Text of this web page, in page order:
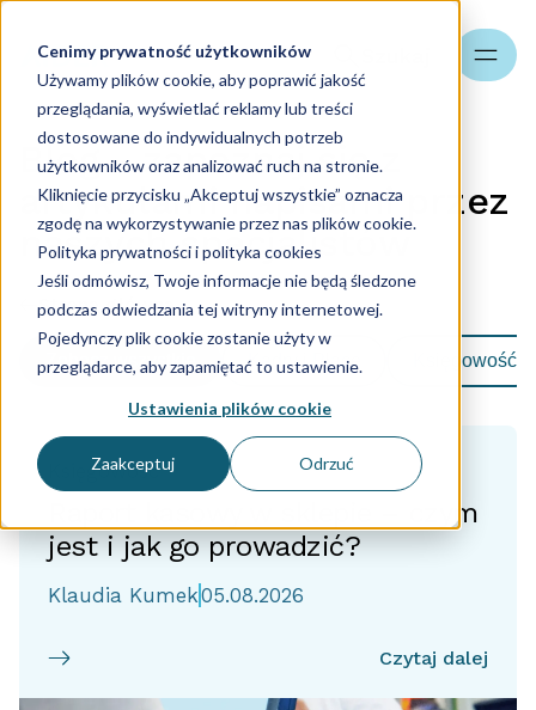
Cenimy prywatność użytkowników
Używamy plików cookie, aby poprawić jakość
przeglądania, wyświetlać reklamy lub treści
dostosowane do indywidualnych potrzeb
użytkowników oraz analizować ruch na stronie.
Kliknięcie przycisku „Akceptuj wszystkie” oznacza
zgodę na wykorzystywanie przez nas plików cookie.
Polityka prywatności i polityka cookies
Jeśli odmówisz, Twoje informacje nie będą śledzone
podczas odwiedzania tej witryny internetowej.
Pojedynczy plik cookie zostanie użyty w
przeglądarce, aby zapamiętać to ustawienie.
Ustawienia plików cookie
Zaakceptuj Odrzuć
Blog - zapoznaj się z
artykułami napisami przez
naszych specjalistów
Strona główna
Zobacz wszystkie Kadry i Płace Księgowość
Księgowość
Raport kasowy w sklepie – czym
jest i jak go prowadzić?
Klaudia Kumek05.08.2026
Czytaj dalej